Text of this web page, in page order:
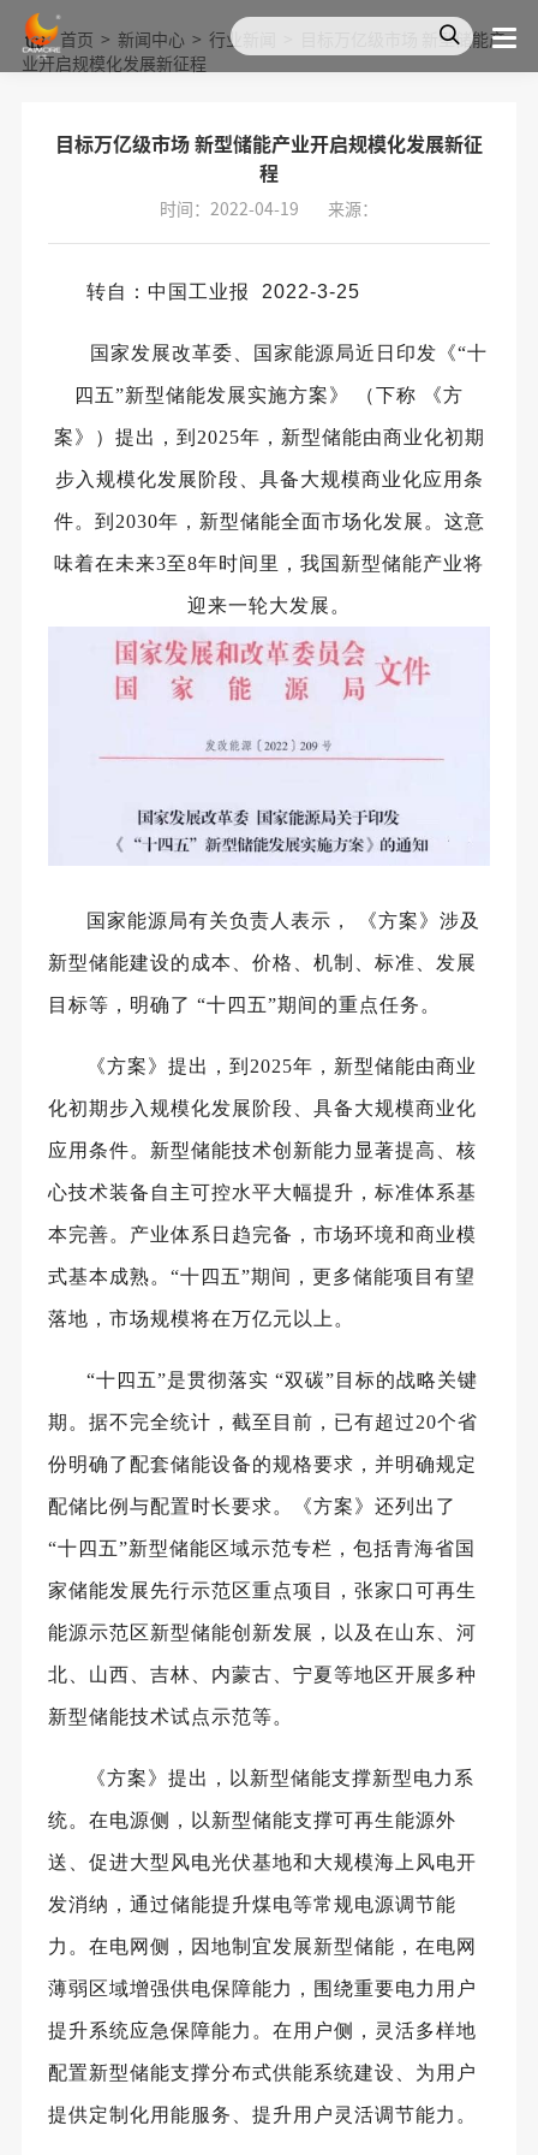
首页 > 新闻中心 > 行业新闻
目标万亿级市场 新型储能产
业开启规模化发展新征程
目标万亿级市场 新型储能产业开启规模化发展新征
程
时间：2022-04-19 来源：
转自：中国工业报 2022-3-25
国家发展改革委、国家能源局近日印发《“十
四五”新型储能发展实施方案》 （下称 《方
案》）提出，到2025年，新型储能由商业化初期
步入规模化发展阶段、具备大规模商业化应用条
件。到2030年，新型储能全面市场化发展。这意
味着在未来3至8年时间里，我国新型储能产业将
迎来一轮大发展。
国家能源局有关负责人表示， 《方案》涉及
新型储能建设的成本、价格、机制、标准、发展
目标等，明确了 “十四五”期间的重点任务。
《方案》提出，到2025年，新型储能由商业
化初期步入规模化发展阶段、具备大规模商业化
应用条件。新型储能技术创新能力显著提高、核
心技术装备自主可控水平大幅提升，标准体系基
本完善。产业体系日趋完备，市场环境和商业模
式基本成熟。“十四五”期间，更多储能项目有望
落地，市场规模将在万亿元以上。
“十四五”是贯彻落实 “双碳”目标的战略关键
期。据不完全统计，截至目前，已有超过20个省
份明确了配套储能设备的规格要求，并明确规定
配储比例与配置时长要求。《方案》还列出了
“十四五”新型储能区域示范专栏，包括青海省国
家储能发展先行示范区重点项目，张家口可再生
能源示范区新型储能创新发展，以及在山东、河
北、山西、吉林、内蒙古、宁夏等地区开展多种
新型储能技术试点示范等。
《方案》提出，以新型储能支撑新型电力系
统。在电源侧，以新型储能支撑可再生能源外
送、促进大型风电光伏基地和大规模海上风电开
发消纳，通过储能提升煤电等常规电源调节能
力。在电网侧，因地制宜发展新型储能，在电网
薄弱区域增强供电保障能力，围绕重要电力用户
提升系统应急保障能力。在用户侧，灵活多样地
配置新型储能支撑分布式供能系统建设、为用户
提供定制化用能服务、提升用户灵活调节能力。